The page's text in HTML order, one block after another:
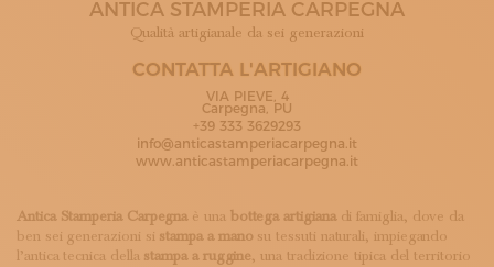
ISCRIVITI ALLA NEWSLETTER
LOGIN
ANTICA STAMPERIA CARPEGNA
Qualità artigianale da sei generazioni
CONTATTA L'ARTIGIANO
VIA PIEVE, 4
Carpegna, PU
+39 333 3629293
info@anticastamperiacarpegna.it
www.anticastamperiacarpegna.it
Antica Stamperia Carpegnaè una bottega artigianadi famiglia, dove da
ben sei generazioni si stampa a mano su tessuti naturali, impiegando
l’antica tecnica della stampa a ruggine, una tradizione tipica del territorio